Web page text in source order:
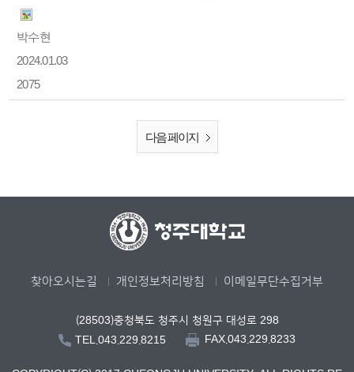
박수현
2024.01.03
2075
다음 페이지
찾아오시는길 개인정보처리방침 이메일무단수집거부
(28503)충청북도 청주시 청원구 대성로 298
TEL.043.229.8215
FAX.043.229.8233